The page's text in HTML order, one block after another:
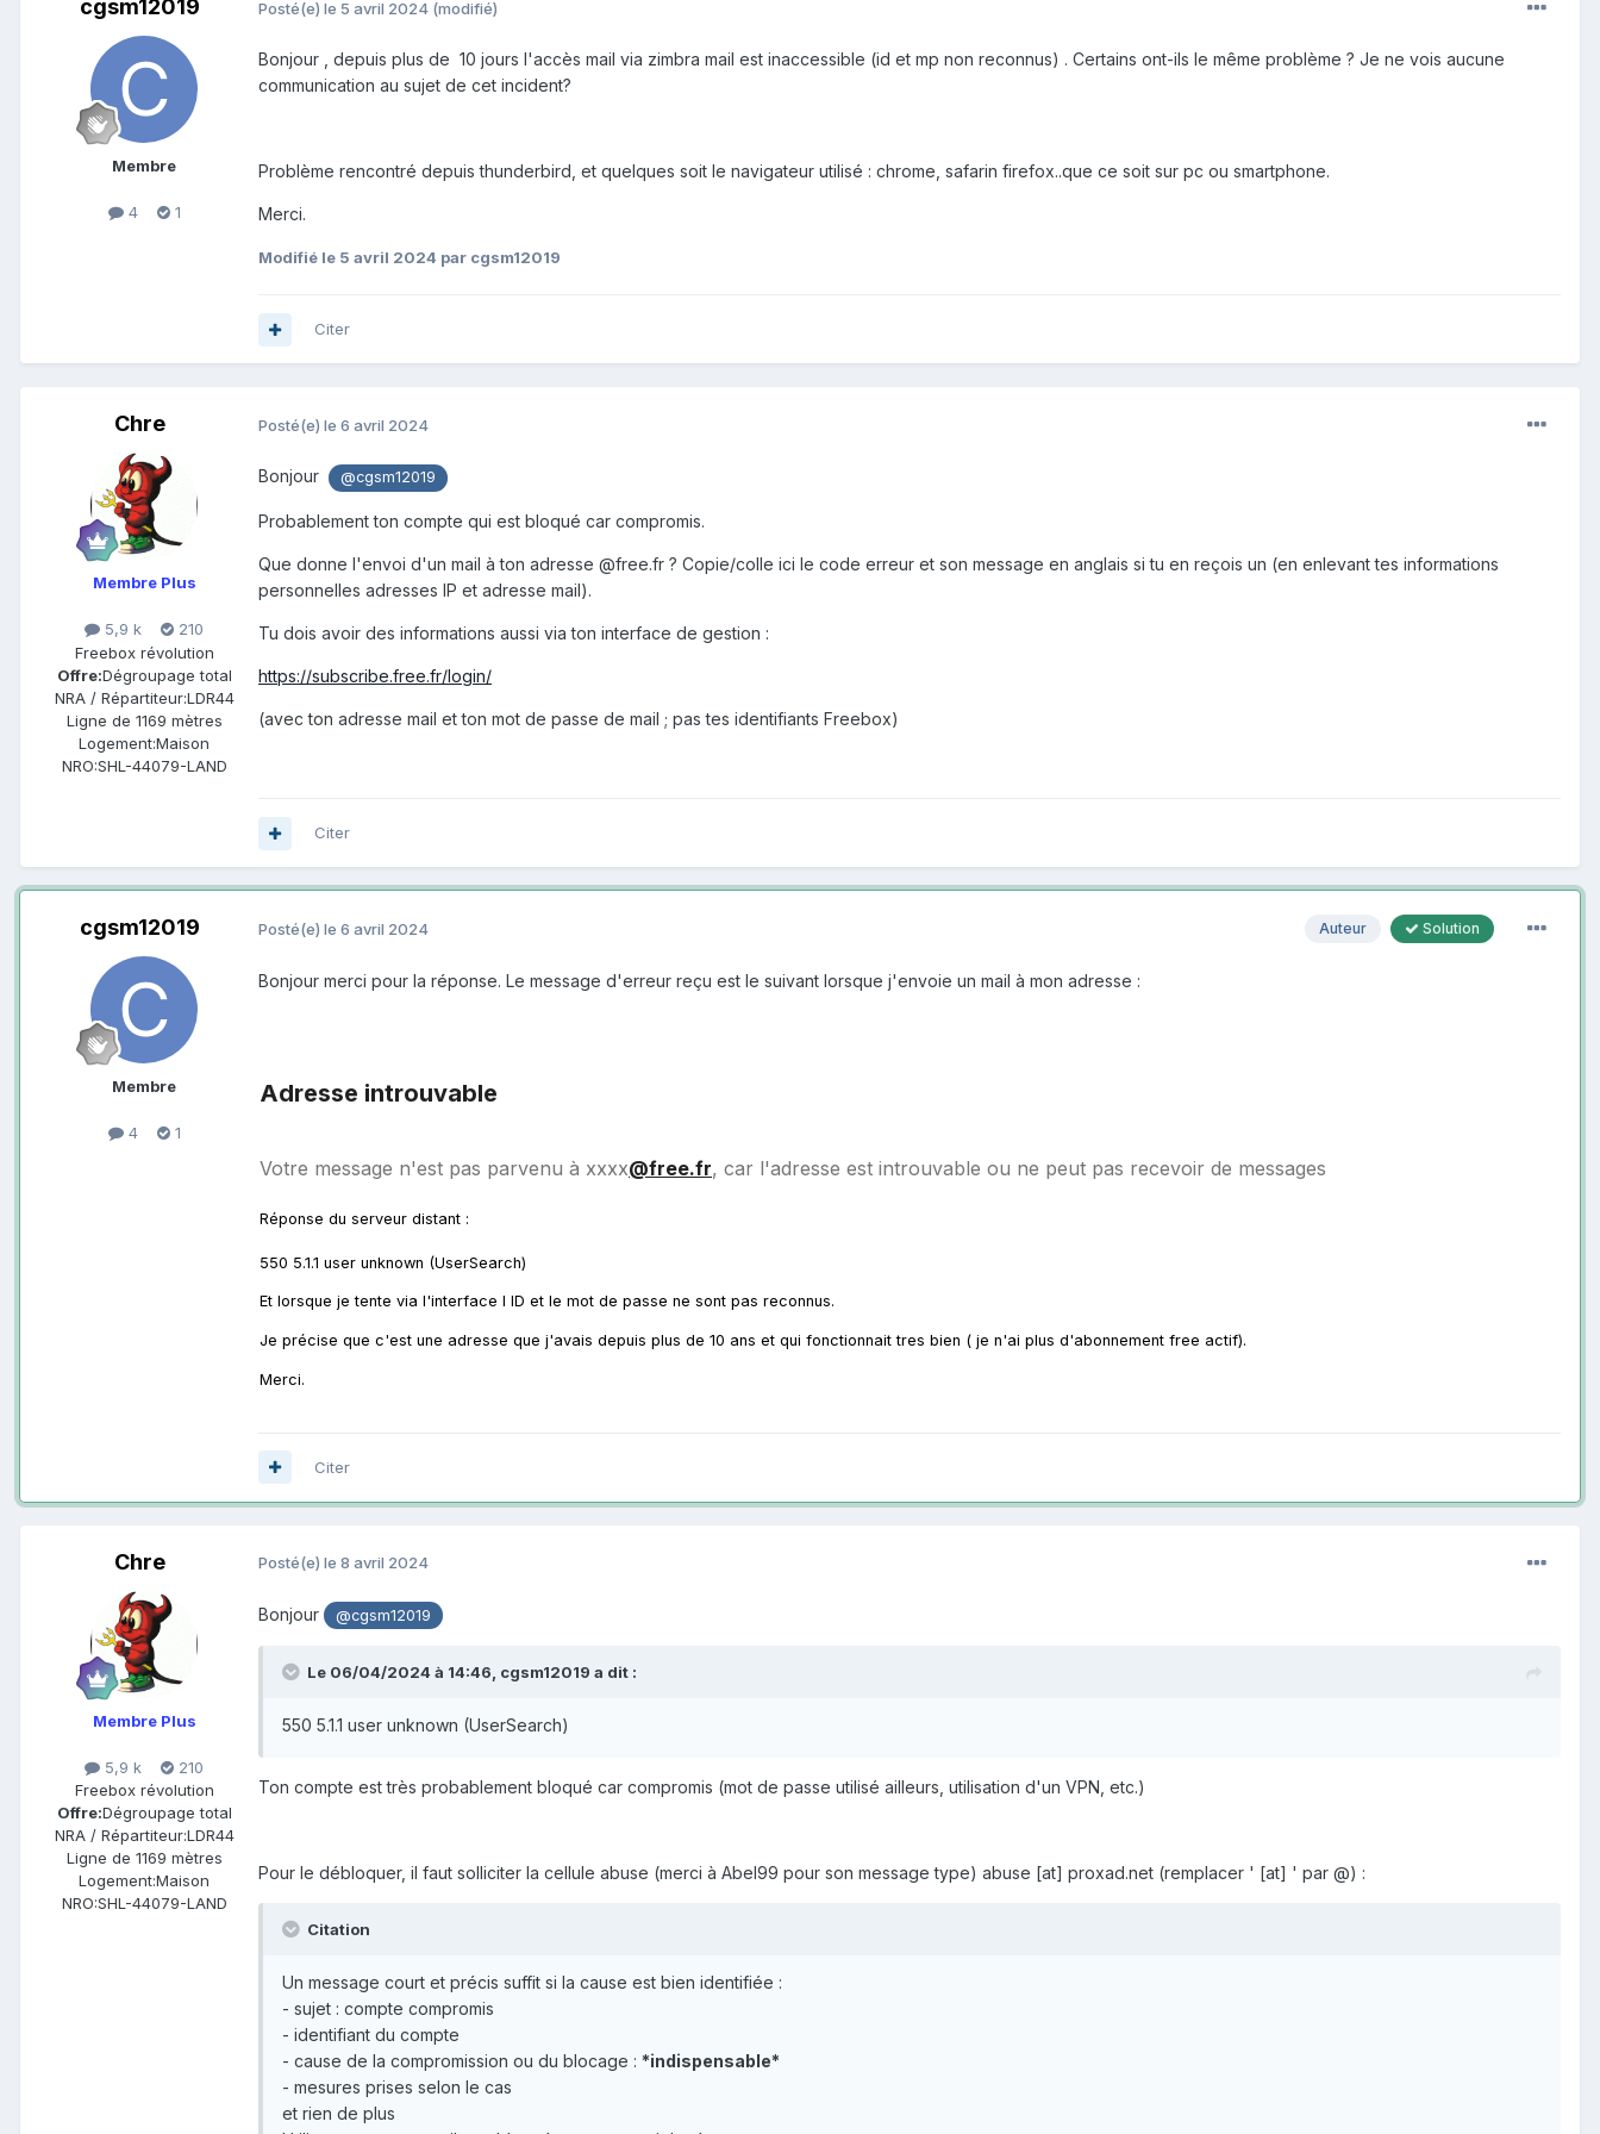
cgsm12019
Membre
4 1
Posté(e) le 5 avril 2024 (modifié)
Bonjour , depuis plus de 10 jours l'accès mail via zimbra mail est inaccessible (id et mp non reconnus) . Certains ont-ils le même problème ? Je ne vois aucune
communication au sujet de cet incident?
Problème rencontré depuis thunderbird, et quelques soit le navigateur utilisé : chrome, safarin firefox..que ce soit sur pc ou smartphone.
Merci.
Modifié le 5 avril 2024 par cgsm12019
Citer
Chre
Membre Plus
5,9 k
210
Freebox révolution
Offre:Dégroupage total
NRA / Répartiteur:LDR44
Ligne de 1169 mètres
Logement:Maison
NRO:SHL-44079-LAND
Posté(e) le 6 avril 2024
Bonjour @cgsm12019
Probablement ton compte qui est bloqué car compromis.
Que donne l'envoi d'un mail à ton adresse @free.fr ? Copie/colle ici le code erreur et son message en anglais si tu en reçois un (en enlevant tes informations
personnelles adresses IP et adresse mail).
Tu dois avoir des informations aussi via ton interface de gestion :
https://subscribe.free.fr/login/
(avec ton adresse mail et ton mot de passe de mail ; pas tes identifiants Freebox)
Citer
cgsm12019
Membre
4 1
Auteur Solution
Posté(e) le 6 avril 2024
Bonjour merci pour la réponse. Le message d'erreur reçu est le suivant lorsque j'envoie un mail à mon adresse :
Adresse introuvable
Votre message n'est pas parvenu à xxxx@free.fr, car l'adresse est introuvable ou ne peut pas recevoir de messages
Réponse du serveur distant :
550 5.1.1 user unknown (UserSearch)
Et lorsque je tente via l'interface l ID et le mot de passe ne sont pas reconnus.
Je précise que c'est une adresse que j'avais depuis plus de 10 ans et qui fonctionnait tres bien ( je n'ai plus d'abonnement free actif).
Merci.
Citer
Chre
Membre Plus
5,9 k
210
Freebox révolution
Offre:Dégroupage total
NRA / Répartiteur:LDR44
Ligne de 1169 mètres
Logement:Maison
NRO:SHL-44079-LAND
Posté(e) le 8 avril 2024
Bonjour @cgsm12019
Le 06/04/2024 à 14:46, cgsm12019 a dit :
550 5.1.1 user unknown (UserSearch)
Ton compte est très probablement bloqué car compromis (mot de passe utilisé ailleurs, utilisation d'un VPN, etc.)
Pour le débloquer, il faut solliciter la cellule abuse (merci à Abel99 pour son message type) abuse [at] proxad.net (remplacer ' [at] ' par @) :
Citation
Un message court et précis suffit si la cause est bien identifiée :
- sujet : compte compromis
- identifiant du compte
- cause de la compromission ou du blocage : *indispensable*
- mesures prises selon le cas
et rien de plus